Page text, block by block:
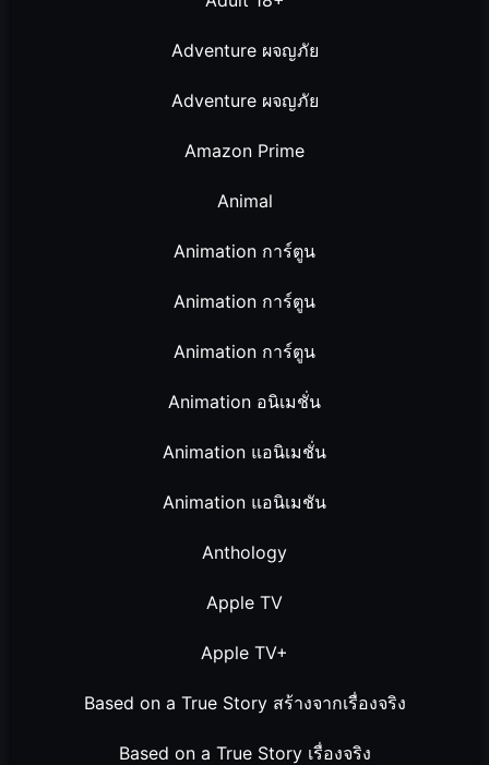
Adventure ผจญภัย
Adventure ผจญภัย
Amazon Prime
Animal
Animation การ์ตูน
Animation การ์ตูน
Animation การ์ตูน
Animation อนิเมชั่น
Animation แอนิเมชั่น
Animation แอนิเมชัน
Anthology
Apple TV
Apple TV+
Based on a True Story สร้างจากเรื่องจริง
Based on a True Story เรื่องจริง